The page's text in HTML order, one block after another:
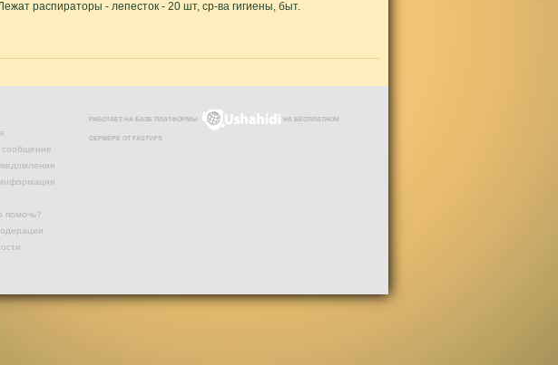
распираторы - лепесток - 20 шт, ср-ва гигиены, быт.
сообщение
помочь?
РАБОТАЕТ НА БАЗЕ ПЛАТФОРМЫ НА БЕСПЛАТНОМ
СЕРВЕРЕ ОТ FASTVPS